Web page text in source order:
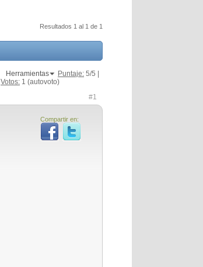
Resultados 1 al 1 de 1
Herramientas Puntaje: 5/5 |
Votos: 1 (autovoto)
#1
Compartir en: